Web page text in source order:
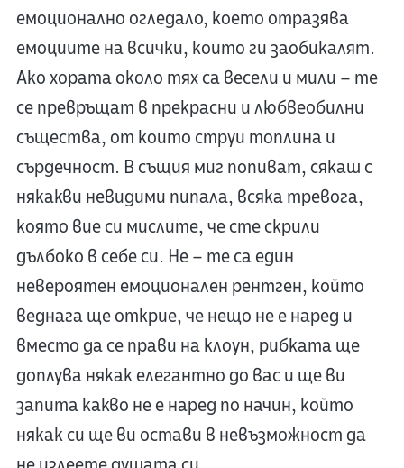
емоционално огледало, което отразява
емоциите на всички, които ги заобикалят.
Ако хората около тях са весели и мили – те
се превръщат в прекрасни и любвеобилни
същества, от които струи топлина и
сърдечност. В същия миг попиват, сякаш с
някакви невидими пипала, всяка тревога,
която вие си мислите, че сте скрили
дълбоко в себе си. Не – те са един
невероятен емоционален рентген, който
веднага ще открие, че нещо не е наред и
вместо да се прави на клоун, рибката ще
доплува някак елегантно до вас и ще ви
запита какво не е наред по начин, който
някак си ще ви остави в невъзможност да